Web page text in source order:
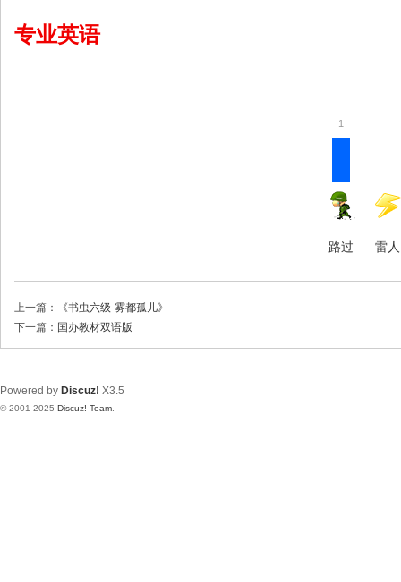
专业英语
1
路过 雷人
上一篇：
《书虫六级-雾都孤儿》
下一篇： 国办教材双语版
Powered by Discuz! X3.5
© 2001-2025 Discuz! Team